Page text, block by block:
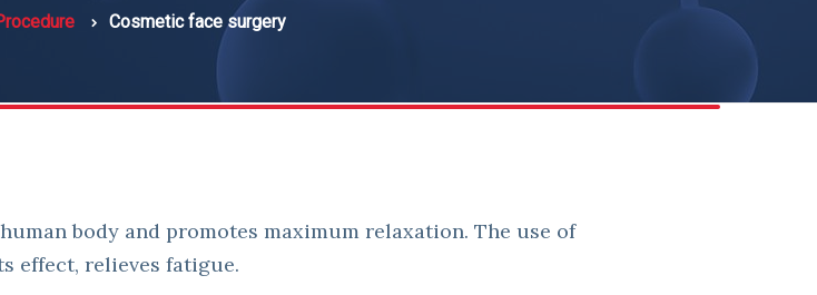
Cosmetic face surgery
body and promotes maximum relaxation. The use of
effect, relieves fatigue.